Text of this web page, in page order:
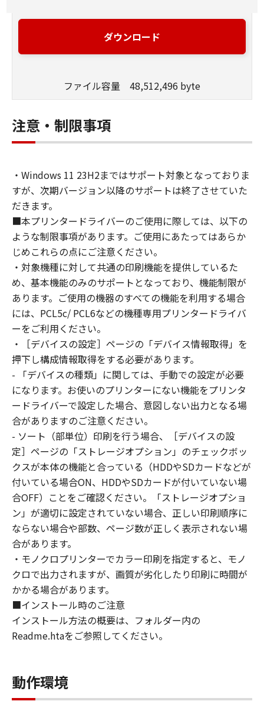
DO NOT AGREE TO THE FOLLOWING TERMS
AND CONDITIONS OF THIS AGREEMENT, DO
1. GRANT OF LICENSE
exclusive license to use ("use" as used herein
shall include storing, loading, installing,
accessing, executing or displaying) the
only on computers directly or via network
connected to the Products (the "Designated
Computer").
You may allow other users of other
computers connected to your Designated
Computer to use the SOFTWARE, provided
that you must assure that all such users shall
abide by the terms of this Agreement and
shall be subject to restrictions and
obligations borne by you hereunder.
You may make one copy of the SOFTWARE
solely for a back-up purpose.
2. RESTRICTIONS
You shall not use the SOFTWARE except as
expressly granted or permitted herein, and
shall not assign, sublicense, sell, rent, lease,
loan, convey or transfer to any third party the
SOFTWARE. You shall not alter, translate or
convert to another programming language,
modify, disassemble, decompile or otherwise
reverse engineer the SOFTWARE and you shall
not have any third party to do so.
3. COPYRIGHT NOTICE
You shall not modify, remove or delete any
copyright notice of Canon or its licensors
contained in the SOFTWARE, including any
copy thereof.
4. OWNERSHIP
Canon and its licensors retain in all respects
the title, ownership and intellectual property
expressly provided herein, no license or right,
express or implied, is hereby conveyed or
granted by Canon to you for any intellectual
ダウンロード
ファイル容量 48,512,496 byte
注意・制限事項
・Windows 11 23H2まではサポート対象となっておりま
すが、次期バージョン以降のサポートは終了させていた
だきます。
■本プリンタードライバーのご使用に際しては、以下の
ような制限事項があります。ご使用にあたってはあらか
じめこれらの点にご注意ください。
・対象機種に対して共通の印刷機能を提供しているた
め、基本機能のみのサポートとなっており、機能制限が
あります。ご使用の機器のすべての機能を利用する場合
には、PCL5c/ PCL6などの機種専用プリンタードライバ
ーをご利用ください。
・［デバイスの設定］ページの「デバイス情報取得」を
押下し構成情報取得をする必要があります。
- 「デバイスの種類」に関しては、手動での設定が必要
になります。お使いのプリンターにない機能をプリンタ
ードライバーで設定した場合、意図しない出力となる場
合がありますのご注意ください。
- ソート（部単位）印刷を行う場合、［デバイスの設
定］ページの「ストレージオプション」のチェックボッ
クスが本体の機能と合っている（HDDやSDカードなどが
付いている場合ON、HDDやSDカードが付いていない場
合OFF）ことをご確認ください。「ストレージオプショ
ン」が適切に設定されていない場合、正しい印刷順序に
ならない場合や部数、ページ数が正しく表示されない場
合があります。
・モノクロプリンターでカラー印刷を指定すると、モノ
クロで出力されますが、画質が劣化したり印刷に時間が
かかる場合があります。
■インストール時のご注意
インストール方法の概要は、フォルダー内の
Readme.htaをご参照してください。
動作環境